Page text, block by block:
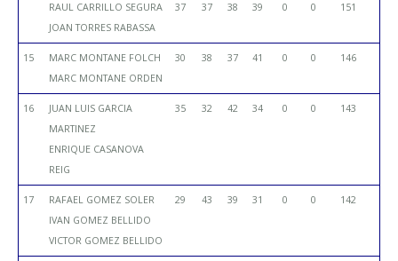
RAUL CARRILLO SEGURA
JOAN TORRES RABASSA
37 37 38 39 0 0 151
15
MARC MONTANE FOLCH
MARC MONTANE ORDEN
30 38 37 41 0 0 146
16
JUAN LUIS GARCIA
MARTINEZ
ENRIQUE CASANOVA
REIG
35 32 42 34 0 0 143
17
RAFAEL GOMEZ SOLER
IVAN GOMEZ BELLIDO
VICTOR GOMEZ BELLIDO
29 43 39 31 0 0 142